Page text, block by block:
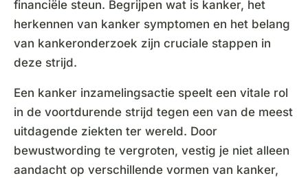
financiële steun. Begrijpen wat is kanker, het
herkennen van kanker symptomen en het belang
van kankeronderzoek zijn cruciale stappen in
deze strijd.
Een kanker inzamelingsactie speelt een vitale rol
in de voortdurende strijd tegen een van de meest
uitdagende ziekten ter wereld. Door
bewustwording te vergroten, vestig je niet alleen
aandacht op verschillende vormen van kanker,